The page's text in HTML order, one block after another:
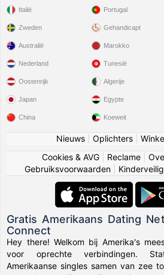
Italië
Zweden
Portugal
Gehandicapt
Australië
Nederland
Oostenrijk
Japan
China
Marokko
Tunesië
Algerije
Egypte
Koeweit
Nieuws| Oplichters|
Cookies & AVG
Reclame
Gebruiksvoorwaarden
Gratis Amerikaans Dating
Connect
Hey there! Welkom bij Amerika's
voor oprechte verbindingen.
Amerikaanse singles samen van zee